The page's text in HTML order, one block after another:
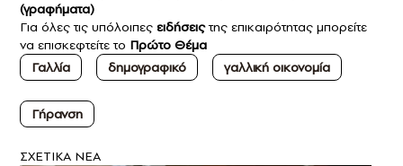
(γραφήματα)
Για όλες τις υπόλοιπες ειδήσειςτης επικαιρότητας μπορείτε
να επισκεφτείτε το Πρώτο Θέμα
Γαλλία
δημογραφικό γαλλική οικονομία
Γήρανση
ΣXETIKA NEA